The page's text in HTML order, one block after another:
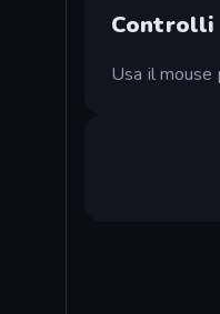
Controlli
Usa il mouse